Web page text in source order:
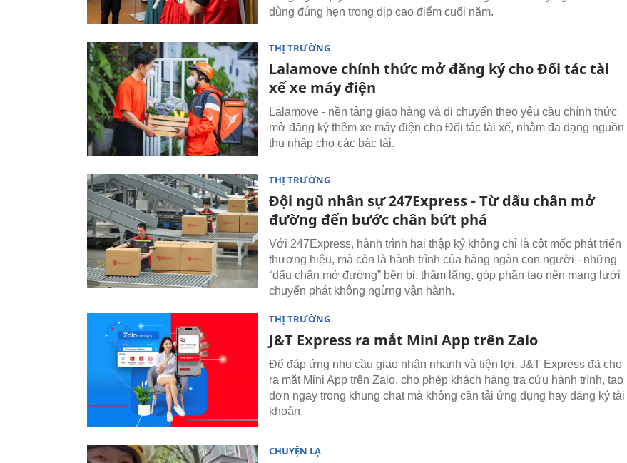
dùng đúng hẹn trong dịp cao điểm cuối năm.
THỊ TRƯỜNG
Lalamove chính thức mở đăng ký cho Đối tác tài
xế xe máy điện
Lalamove - nền tảng giao hàng và di chuyển theo yêu cầu chính thức
mở đăng ký thêm xe máy điện cho Đối tác tài xế, nhằm đa dạng nguồn
thu nhập cho các bác tài.
THỊ TRƯỜNG
Đội ngũ nhân sự 247Express - Từ dấu chân mở
đường đến bước chân bứt phá
Với 247Express, hành trình hai thập kỷ không chỉ là cột mốc phát triển
thương hiệu, mà còn là hành trình của hàng ngàn con người - những
“dấu chân mở đường” bền bỉ, thầm lặng, góp phần tạo nên mạng lưới
chuyển phát không ngừng vận hành.
THỊ TRƯỜNG
J&T Express ra mắt Mini App trên Zalo
Để đáp ứng nhu cầu giao nhận nhanh và tiện lợi, J&T Express đã cho
ra mắt Mini App trên Zalo, cho phép khách hàng tra cứu hành trình, tạo
đơn ngay trong khung chat mà không cần tải ứng dụng hay đăng ký tài
khoản.
CHUYỆN LẠ